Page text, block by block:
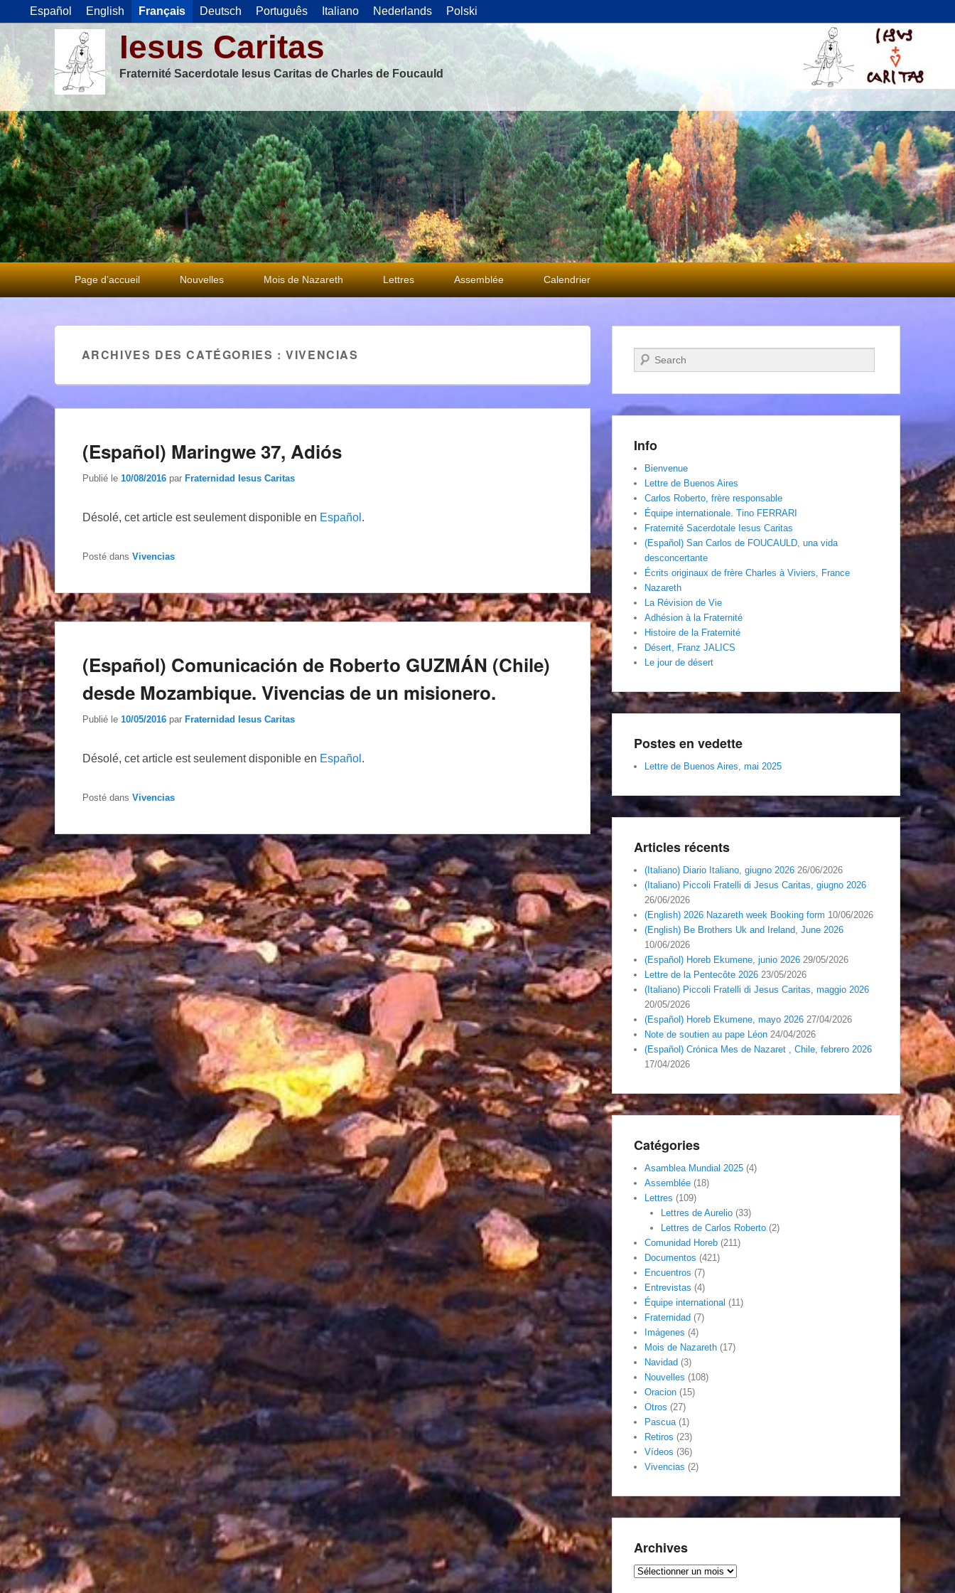
Español English Français Deutsch Português Italiano Nederlands Polski
Iesus Caritas
Fraternité Sacerdotale Iesus Caritas de Charles de Foucauld
Premier
menu
Page d’accueil Nouvelles Mois de Nazareth Lettres Assemblée Calendrier
ARCHIVES DES CATÉGORIES :VIVENCIAS
(Español) Maringwe 37, Adiós
Publié le 10/08/2016 par Fraternidad Iesus Caritas
Désolé, cet article est seulement disponible en Español .
Posté dans Vivencias
(Español) Comunicación de Roberto GUZMÁN (Chile)
desde Mozambique. Vivencias de un misionero.
Publié le 10/05/2016 par Fraternidad Iesus Caritas
Désolé, cet article est seulement disponible en Español .
Posté dans Vivencias
Recherche
Info
Bienvenue
Lettre de Buenos Aires
Carlos Roberto, frère responsable
Équipe internationale. Tino FERRARI
Fraternité Sacerdotale Iesus Caritas
(Español) San Carlos de FOUCAULD, una vida
desconcertante
Écrits originaux de frère Charles à Viviers, France
Nazareth
La Révision de Vie
Adhésion à la Fraternité
Histoire de la Fraternité
Désert, Franz JALICS
Le jour de désert
Postes en vedette
Lettre de Buenos Aires, mai 2025
Articles récents
(Italiano) Diario Italiano, giugno 2026 26/06/2026
(Italiano) Piccoli Fratelli di Jesus Caritas, giugno 2026
26/06/2026
(English) 2026 Nazareth week Booking form 10/06/2026
(English) Be Brothers Uk and Ireland, June 2026
10/06/2026
(Español) Horeb Ekumene, junio 2026 29/05/2026
Lettre de la Pentecôte 2026 23/05/2026
(Italiano) Piccoli Fratelli di Jesus Caritas, maggio 2026
20/05/2026
(Español) Horeb Ekumene, mayo 2026 27/04/2026
Note de soutien au pape Léon 24/04/2026
(Español) Crónica Mes de Nazaret , Chile, febrero 2026
17/04/2026
Catégories
Asamblea Mundial 2025 (4)
Assemblée (18)
Lettres (109)
Lettres de Aurelio(33)
Lettres de Carlos Roberto(2)
Comunidad Horeb (211)
Documentos (421)
Encuentros (7)
Entrevistas (4)
Équipe international (11)
Fraternidad (7)
Imágenes (4)
Mois de Nazareth (17)
Navidad (3)
Nouvelles (108)
Oracion (15)
Otros (27)
Pascua(1)
Retiros (23)
Vídeos (36)
Vivencias (2)
Archives
Archives